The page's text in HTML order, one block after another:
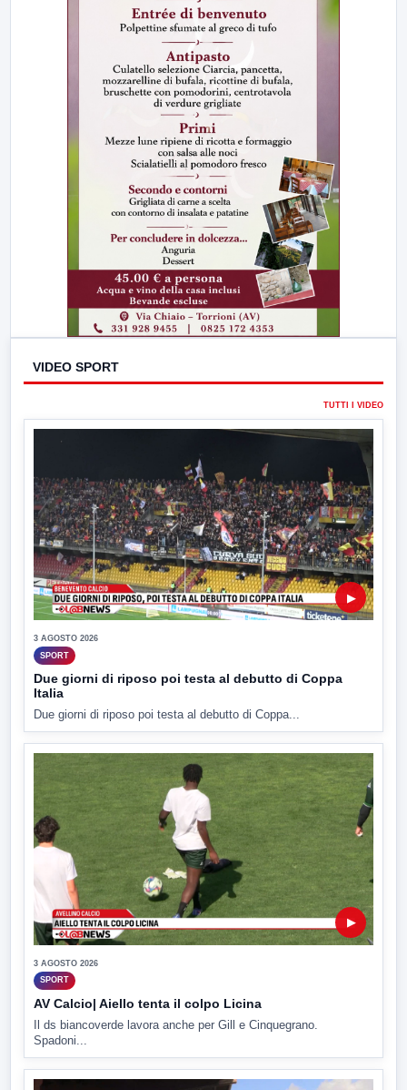
VIDEO SPORT
TUTTI I VIDEO
▶
3 AGOSTO 2026
SPORT
Due giorni di riposo poi testa al debutto di Coppa
Italia
Due giorni di riposo poi testa al debutto di Coppa...
▶
3 AGOSTO 2026
SPORT
AV Calcio| Aiello tenta il colpo Licina
Il ds biancoverde lavora anche per Gill e Cinquegrano.
Spadoni...